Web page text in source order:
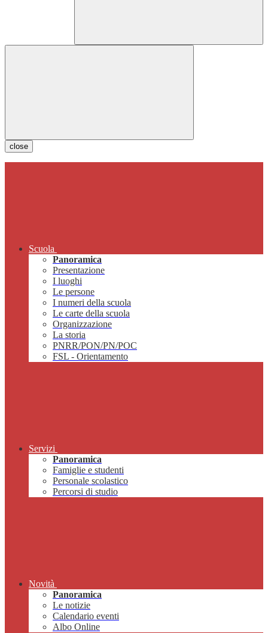
close
Scuola
Panoramica
Presentazione
I luoghi
Le persone
I numeri della scuola
Le carte della scuola
Organizzazione
La storia
PNRR/PON/PN/POC
FSL - Orientamento
Servizi
Panoramica
Famiglie e studenti
Personale scolastico
Percorsi di studio
Novità
Panoramica
Le notizie
Calendario eventi
Albo Online